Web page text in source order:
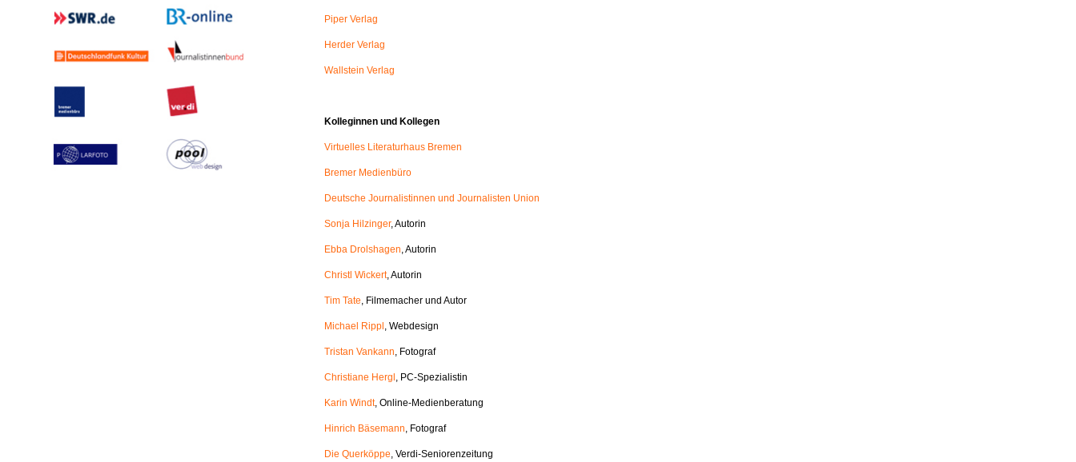
Piper Verlag
Herder Verlag
Wallstein Verlag
Kolleginnen und Kollegen
Virtuelles Literaturhaus Bremen
Bremer Medienbüro
Deutsche Journalistinnen und Journalisten Union
Sonja Hilzinger, Autorin
Ebba Drolshagen, Autorin
Christl Wickert, Autorin
Tim Tate, Filmemacher und Autor
Michael Rippl , Webdesign
Tristan Vankann, Fotograf
Christiane Hergl , PC-Spezialistin
Karin Windt, Online-Medienberatung
Hinrich Bäsemann, Fotograf
Die Querköppe, Verdi-Seniorenzeitung